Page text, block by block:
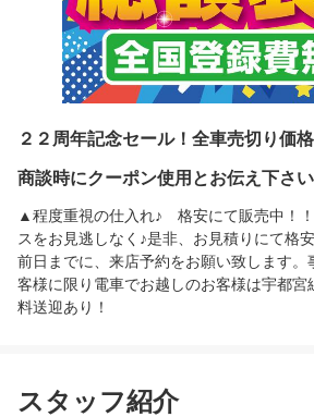
２２周年記念セール！全車売切り価
商談時にクーポン使用とお伝え下さい
▲程度重視の仕入れ♪ 格安にて販売中！
スをお見逃しなく♪是非、お見積りにて格
前日までに、来店予約をお願い致します。
客様に限り電車でお越しのお客様は宇都宮
料送迎あり！
スタッフ紹介